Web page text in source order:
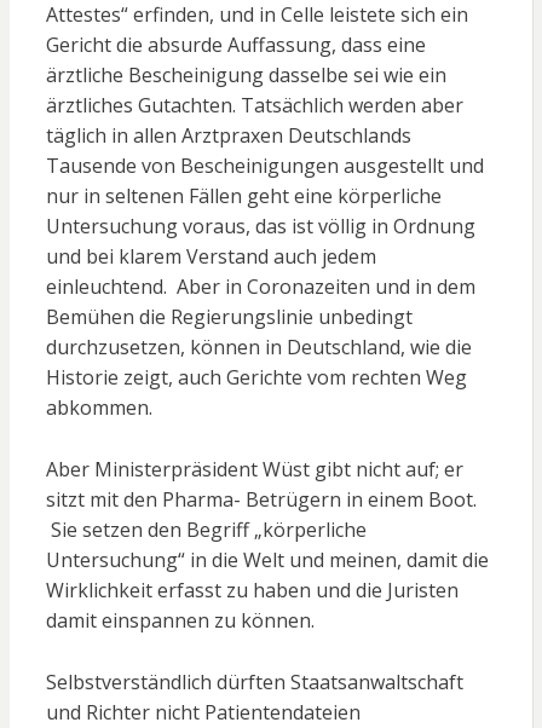
Attestes“ erfinden, und in Celle leistete sich ein
Gericht die absurde Auffassung, dass eine
ärztliche Bescheinigung dasselbe sei wie ein
ärztliches Gutachten. Tatsächlich werden aber
täglich in allen Arztpraxen Deutschlands
Tausende von Bescheinigungen ausgestellt und
nur in seltenen Fällen geht eine körperliche
Untersuchung voraus, das ist völlig in Ordnung
und bei klarem Verstand auch jedem
einleuchtend. Aber in Coronazeiten und in dem
Bemühen die Regierungslinie unbedingt
durchzusetzen, können in Deutschland, wie die
Historie zeigt, auch Gerichte vom rechten Weg
abkommen.
Aber Ministerpräsident Wüst gibt nicht auf; er
sitzt mit den Pharma- Betrügern in einem Boot.
Sie setzen den Begriff „körperliche
Untersuchung“ in die Welt und meinen, damit die
Wirklichkeit erfasst zu haben und die Juristen
damit einspannen zu können.
Selbstverständlich dürften Staatsanwaltschaft
und Richter nicht Patientendateien